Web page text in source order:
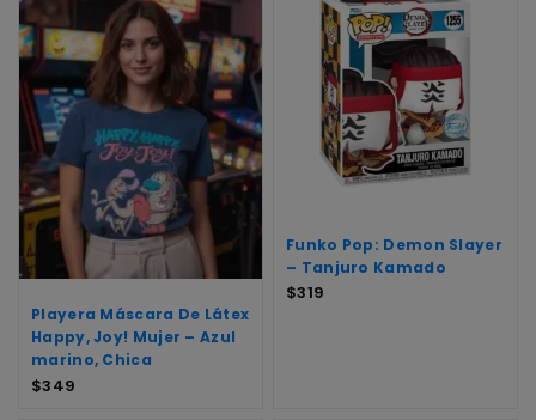
Playera Máscara De Látex
Happy, Joy! Mujer – Azul
marino, Chica
$349
Funko Pop: Demon Slayer
– Tanjuro Kamado
$319